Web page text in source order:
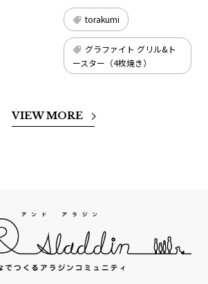
torakumi
グラファイト グリル&ト
ースター（4枚焼き）
VIEW MORE